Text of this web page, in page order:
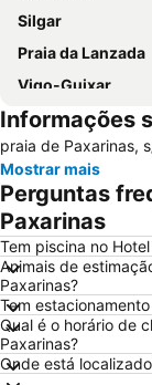
Silgar
Praia da Lanzada
Vigo-Guixar
Paseo Marítimo
Barrio de Samil
América
Patos
Montalvo
O Tombo do
Praia de Baltar
Porto de Vigo
Areas
Informações
praia de Paxarinas,
Mostrar mais
Perguntas
Paxarinas
Tem piscina no
Animais de
Paxarinas?
Tem
Qual é o horário de
Paxarinas?
Onde está